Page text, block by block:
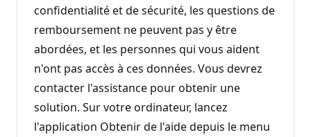
confidentialité et de sécurité, les questions de
remboursement ne peuvent pas y être
abordées, et les personnes qui vous aident
n'ont pas accès à ces données. Vous devrez
contacter l'assistance pour obtenir une
solution. Sur votre ordinateur, lancez
l'application Obtenir de l'aide depuis le menu